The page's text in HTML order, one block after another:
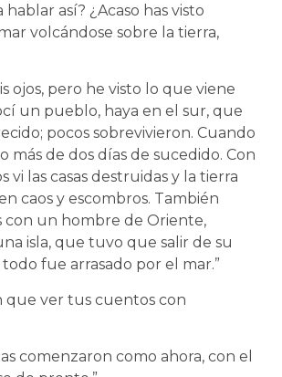
así? ¿Acaso has visto
volcándose sobre la tierra,
ojos, pero he visto lo que viene
un pueblo, haya en el sur, que
pocos sobrevivieron. Cuando
más de dos días de sucedido. Con
vi las casas destruidas y la tierra
caos y escombros. También
con un hombre de Oriente,
isla, que tuvo que salir de su
fue arrasado por el mar.”
que ver tus cuentos con
comenzaron como ahora, con el